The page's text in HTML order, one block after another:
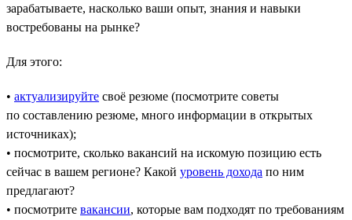
зарабатываете, насколько ваши опыт, знания и навыки
востребованы на рынке?
Для этого:
• актуализируйте своё резюме (посмотрите советы
по составлению резюме, много информации в открытых
источниках);
• посмотрите, сколько вакансий на искомую позицию есть
сейчас в вашем регионе? Какой уровень дохода по ним
предлагают?
• посмотрите вакансии, которые вам подходят по требованиям